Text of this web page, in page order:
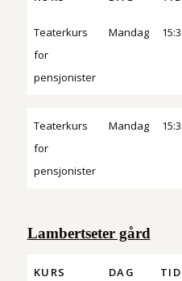
KURS
DAG
Teaterkurs
for
pensjonister
Mandag
Teaterkurs
for
pensjonister
Mandag
Lambertseter gård
KURS DAG TID